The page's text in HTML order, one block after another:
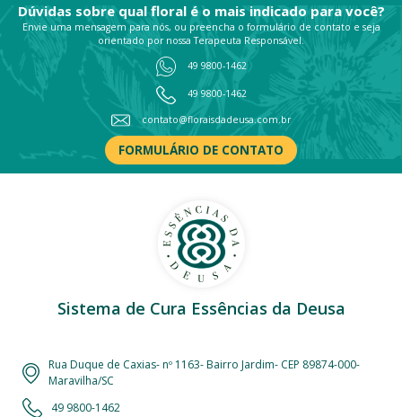
Dúvidas sobre qual floral é o mais indicado para você?
Envie uma mensagem para nós, ou preencha o formulário de contato e seja
orientado por nossa Terapeuta Responsável.
49 9800-1462
49 9800-1462
contato@floraisdadeusa.com.br
FORMULÁRIO DE CONTATO
Sistema de Cura Essências da Deusa
Rua Duque de Caxias- nº 1163- Bairro Jardim- CEP 89874-000-
Maravilha/SC
49 9800-1462